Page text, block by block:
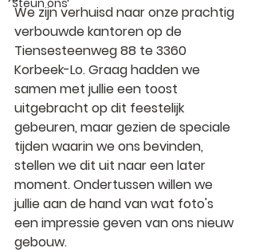
Steun ons
We zijn verhuisd naar onze prachtig
verbouwde kantoren op de
Tiensesteenweg 88 te 3360
Korbeek-Lo. Graag hadden we
samen met jullie een toost
uitgebracht op dit feestelijk
gebeuren, maar gezien de speciale
tijden waarin we ons bevinden,
stellen we dit uit naar een later
moment. Ondertussen willen we
jullie aan de hand van wat foto's
een impressie geven van ons nieuw
gebouw.